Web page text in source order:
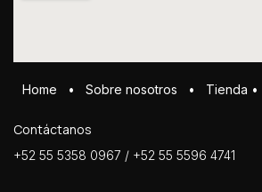
Home • Sobre ​n​osotros • Tienda •
Contáctanos
+52 55 5358 0967 / +52 55 5596 4741